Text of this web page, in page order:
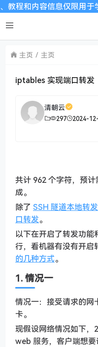
程和内容信息仅限用于
主页 主页
iptables 实现端口转发
清朝云
297 2024-
共计 962 个字符，预
成。
除了 SSH 隧道本地转发
口转发。
以下在开启了转发功能
行，看机器有没有开启
的几种方式。
1. 情况一
情况一：接受请求的网
卡。
现假设网络情况如下，
web 服务，客户端想